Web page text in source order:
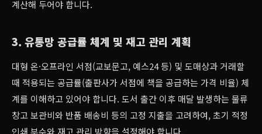
계산해 두어야 합니다.
3. 유통망 공급률 체계 및 재고 관리 계획
대형 온·오프라인 서점(교보문고, 예스24 등) 및 도매상과 거래할
때 적용되는 공급률(출판사가 서점에 책을 공급하는 가격 비율) 체
계를 이해하고 있어야 합니다. 도서 출간 이후 매달 발생하는 물류
창고 보관비와 반품 배송비 등의 고정 지출을 고려하여, 초기 적정
인쇄 부수와 재고 관리 방향을 설정해야 합니다.